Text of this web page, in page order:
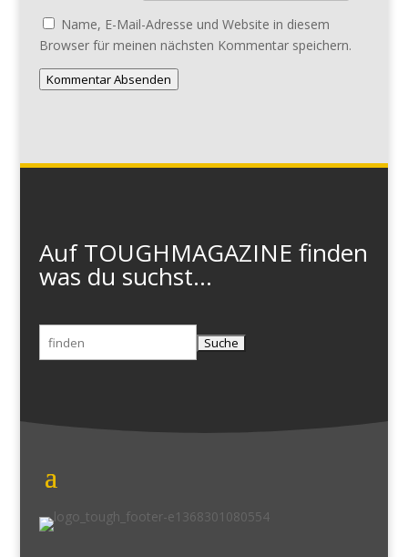
Name, E-Mail-Adresse und Website in diesem
Browser für meinen nächsten Kommentar speichern.
Kommentar Absenden
Auf TOUGHMAGAZINE finden
was du suchst...
Suchen
nach: